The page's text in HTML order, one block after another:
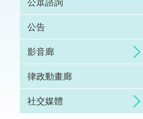
公告
影音廊
律政動畫廊
社交媒體